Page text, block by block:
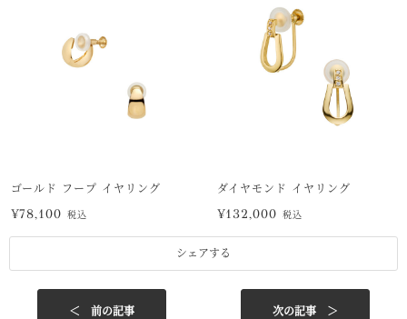
ゴールド フープ イヤリング
¥78,100税込
ダイヤモンド イヤリング
¥132,000税込
シェアする
＜ 前の記事 次の記事 ＞